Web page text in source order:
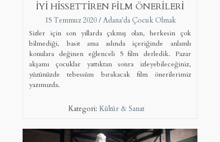
İYİ HİSSETTİREN FİLM ÖNERİLERİ
15 Temmuz 2020/ Adana'da Çocuk Olmak
Sizler için son yıllarda çıkmış olan, herkesin çok
bilmediği, basit ama aslında içeriğinde anlamlı
konulara değinen eğlenceli 5 film derledik. Pazar
akşamı çocuklar yattıktan sonra izleyebileceğiniz,
yüzünüzde tebessüm bırakacak film önerilerimiz
yazımızda.
Kategori: Kültür & Sanat